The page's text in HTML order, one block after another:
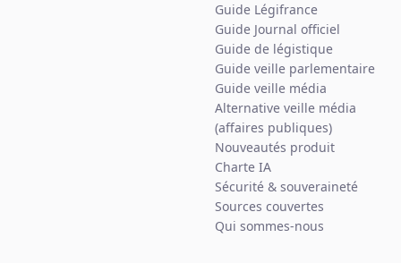
Guide Légifrance
Guide Journal officiel
Guide de légistique
Guide veille parlementaire
Guide veille média
Alternative veille média
(affaires publiques)
Nouveautés produit
Charte IA
Sécurité & souveraineté
Sources couvertes
Qui sommes-nous